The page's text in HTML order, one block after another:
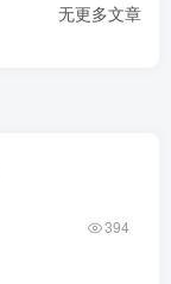
无更多文章
394